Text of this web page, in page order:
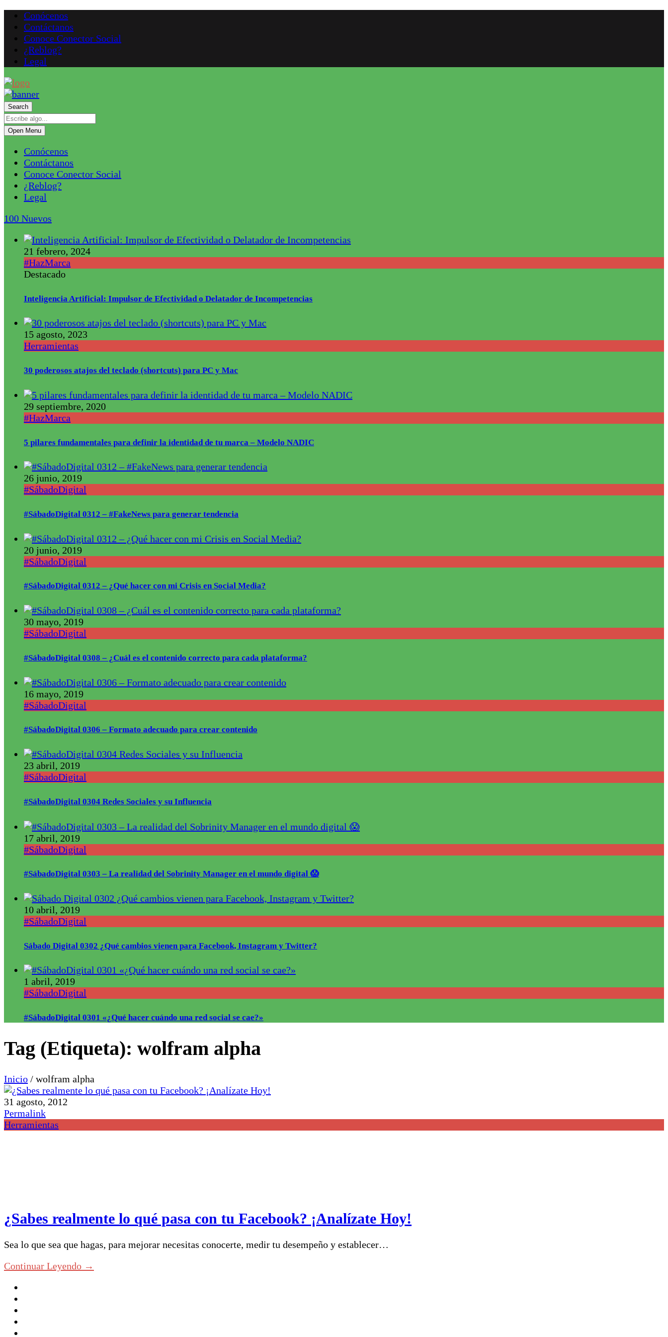
Conócenos
Contáctanos
Conoce Conector Social
¿Reblog?
Legal
Search
Open Menu
Conócenos
Contáctanos
Conoce Conector Social
¿Reblog?
Legal
100 Nuevos
21 febrero, 2024
#HazMarca
Destacado
Inteligencia Artificial: Impulsor de Efectividad o Delatador de Incompetencias
15 agosto, 2023
Herramientas
30 poderosos atajos del teclado (shortcuts) para PC y Mac
29 septiembre, 2020
#HazMarca
5 pilares fundamentales para definir la identidad de tu marca – Modelo NADIC
26 junio, 2019
#SábadoDigital
#SábadoDigital 0312 – #FakeNews para generar tendencia
20 junio, 2019
#SábadoDigital
#SábadoDigital 0312 – ¿Qué hacer con mi Crisis en Social Media?
30 mayo, 2019
#SábadoDigital
#SábadoDigital 0308 – ¿Cuál es el contenido correcto para cada plataforma?
16 mayo, 2019
#SábadoDigital
#SábadoDigital 0306 – Formato adecuado para crear contenido
23 abril, 2019
#SábadoDigital
#SábadoDigital 0304 Redes Sociales y su Influencia
17 abril, 2019
#SábadoDigital
#SábadoDigital 0303 – La realidad del Sobrinity Manager en el mundo digital 😱
10 abril, 2019
#SábadoDigital
Sábado Digital 0302 ¿Qué cambios vienen para Facebook, Instagram y Twitter?
1 abril, 2019
#SábadoDigital
#SábadoDigital 0301 «¿Qué hacer cuándo una red social se cae?»
Tag (Etiqueta): wolfram alpha
Inicio / wolfram alpha
31 agosto, 2012
Permalink
Herramientas
¿Sabes realmente lo qué pasa con tu Facebook? ¡Analízate Hoy!
Sea lo que sea que hagas, para mejorar necesitas conocerte, medir tu desempeño y establecer…
Continuar Leyendo →